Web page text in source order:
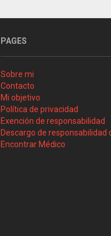
PAGES
Sobre mi
Contacto
Mi objetivo
Política de privacidad
Exención de responsabilidad
Descargo de responsabilidad
Encontrar Médico